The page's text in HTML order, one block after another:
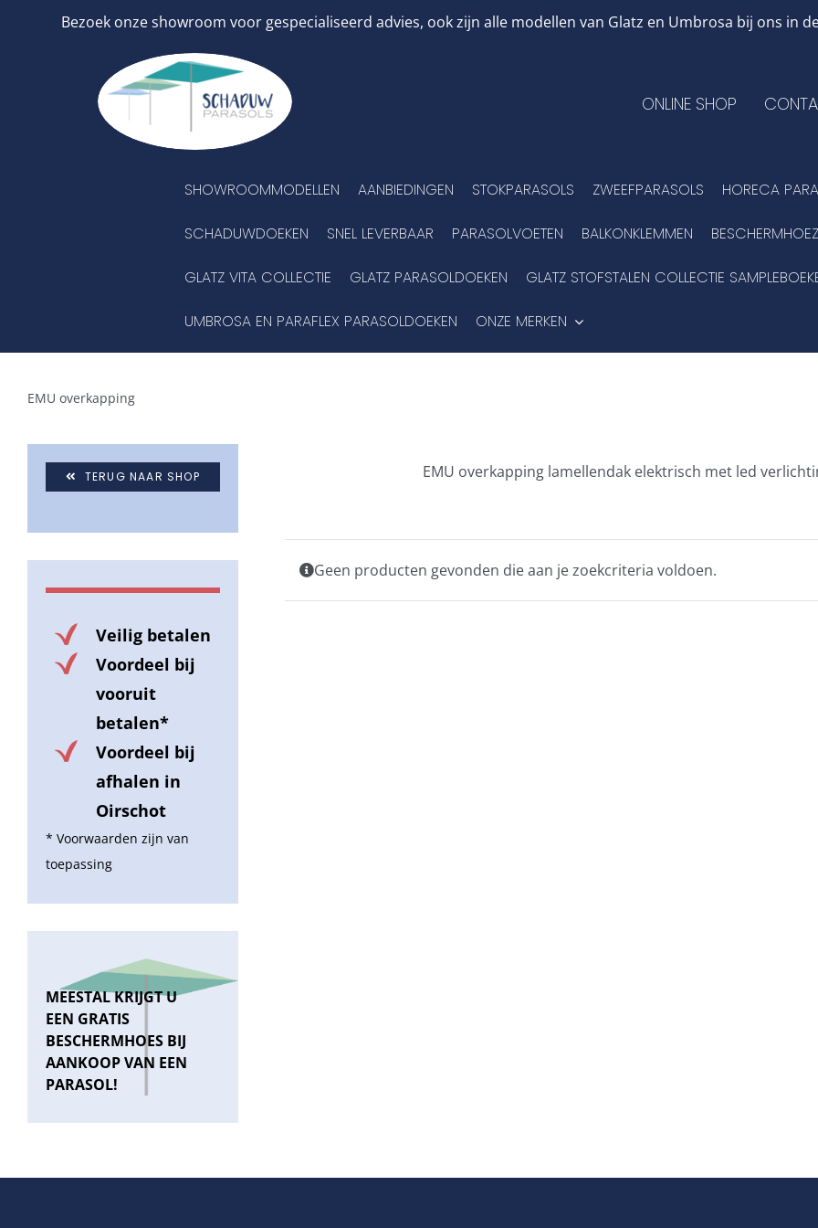
Bezoek onze showroom voor gespecialiseerd advies, ook zijn alle modellen van Glatz en Umbrosa bij ons in
ONLINE SHOP
SHOWROOMMODELLEN AANBIEDINGEN STOKPARASOLS ZWEEFPARASOLS HORECA
SCHADUWDOEKEN SNEL LEVERBAAR PARASOLVOETEN BALKONKLEMMEN
GLATZ VITA COLLECTIE GLATZ PARASOLDOEKEN GLATZ STOFSTALEN COLLECTIE
UMBROSA EN PARAFLEX PARASOLDOEKEN ONZE MERKEN
EMU overkapping
EMU overkapping lamellendak elektrisch met led
Geen producten gevonden die aan je zoekcriteria voldoen.
TERUG NAAR SHOP
Veilig betalen
Voordeel bij
vooruit
betalen*
Voordeel bij
afhalen in
Oirschot
* Voorwaarden zijn van
toepassing
MEESTAL KRIJGT U
EEN GRATIS
BESCHERMHOES BIJ
AANKOOP VAN EEN
PARASOL!